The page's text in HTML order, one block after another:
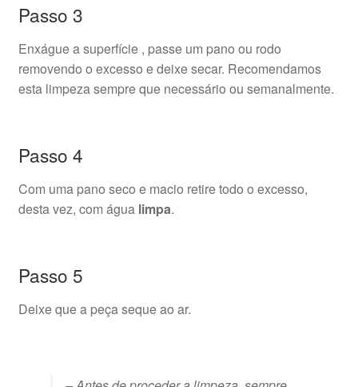
Passo 3
Enxágue a superfície , passe um pano ou rodo
removendo o excesso e deixe secar. Recomendamos
esta limpeza sempre que necessário ou semanalmente.
Passo 4
Com uma pano seco e macio retire todo o excesso,
desta vez, com água limpa.
Passo 5
Deixe que a peça seque ao ar.